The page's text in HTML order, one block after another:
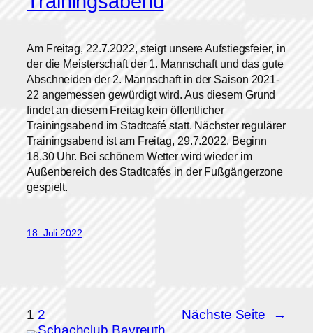
Am Freitag, 22.7.2022, steigt unsere Aufstiegsfeier, in
der die Meisterschaft der 1. Mannschaft und das gute
Abschneiden der 2. Mannschaft in der Saison 2021-
22 angemessen gewürdigt wird. Aus diesem Grund
findet an diesem Freitag kein öffentlicher
Trainingsabend im Stadtcafé statt. Nächster regulärer
Trainingsabend ist am Freitag, 29.7.2022, Beginn
18.30 Uhr. Bei schönem Wetter wird wieder im
Außenbereich des Stadtcafés in der Fußgängerzone
gespielt.
18. Juli 2022
1 2 Nächste Seite →